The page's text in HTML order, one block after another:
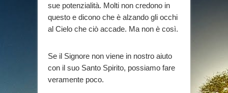
sue potenzialità. Molti non credono in
questo e dicono che è alzando gli occhi
al Cielo che ciò accade. Ma non è così.
Se il Signore non viene in nostro aiuto
con il suo Santo Spirito, possiamo fare
veramente poco.